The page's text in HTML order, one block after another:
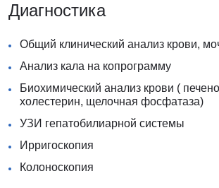
Диагностика
Общий клинический анализ крови,
Анализ кала на копрограмму
Биохимический анализ крови (
холестерин, щелочная фосфатаза)
УЗИ гепатобилиарной системы
Ирригоскопия
Колоноскопия